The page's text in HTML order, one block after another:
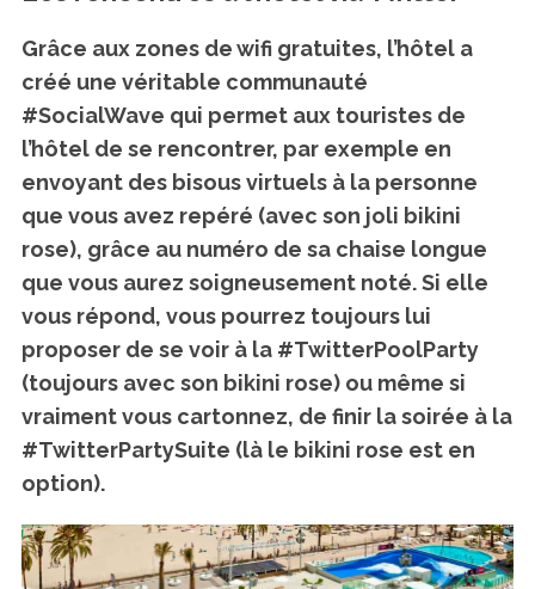
Grâce aux zones de wifi gratuites, l’hôtel a
créé une véritable communauté
#SocialWave qui permet aux touristes de
l’hôtel de se rencontrer, par exemple en
envoyant des bisous virtuels à la personne
que vous avez repéré (avec son joli bikini
rose), grâce au numéro de sa chaise longue
que vous aurez soigneusement noté. Si elle
vous répond, vous pourrez toujours lui
proposer de se voir à la #TwitterPoolParty
(toujours avec son bikini rose) ou même si
vraiment vous cartonnez, de finir la soirée à la
#TwitterPartySuite (là le bikini rose est en
option).